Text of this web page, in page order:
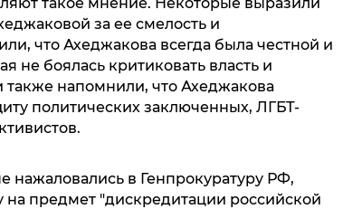
за ее смелость и
что Ахеджакова всегда была честной и
не боялась критиковать власть и
напомнили, что Ахеджакова
политических заключенных, ЛГБТ-
нажаловались в Генпрокуратуру РФ,
на предмет "дискредитации российской